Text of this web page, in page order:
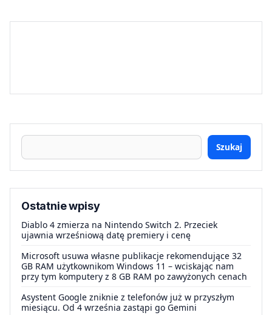
Szukaj
Ostatnie wpisy
Diablo 4 zmierza na Nintendo Switch 2. Przeciek
ujawnia wrześniową datę premiery i cenę
Microsoft usuwa własne publikacje rekomendujące 32
GB RAM użytkownikom Windows 11 – wciskając nam
przy tym komputery z 8 GB RAM po zawyżonych cenach
Asystent Google zniknie z telefonów już w przyszłym
miesiącu. Od 4 września zastąpi go Gemini